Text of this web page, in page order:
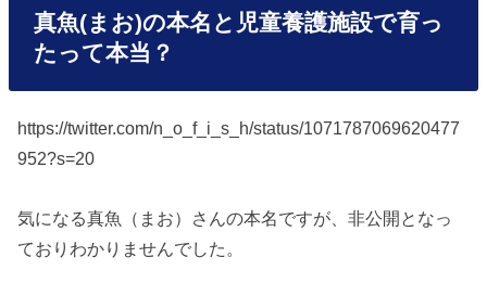
真魚(まお)の本名と児童養護施設で育っ
たって本当？
https://twitter.com/n_o_f_i_s_h/status/1071787069620477
952?s=20
気になる真魚（まお）さんの本名ですが、非公開となっ
ておりわかりませんでした。